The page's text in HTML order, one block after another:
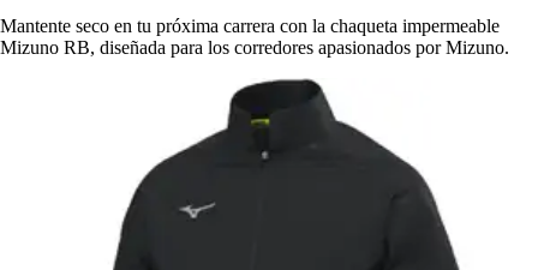
Mantente seco en tu próxima carrera con la chaqueta impermeable
Mizuno RB, diseñada para los corredores apasionados por Mizuno.